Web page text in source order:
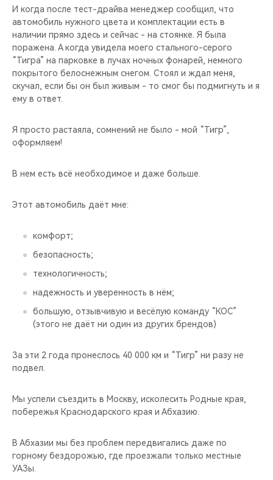
CHERY ДЛЯ ДЕТЕЙ
И когда после тест-драйва менеджер сообщил, что
автомобиль нужного цвета и комплектации есть в
наличии прямо здесь и сейчас - на стоянке. Я была
поражена. А когда увидела моего стального-серого
“Тигра” на парковке в лучах ночных фонарей, немного
покрытого белоснежным снегом. Стоял и ждал меня,
скучал, если бы он был живым - то смог бы подмигнуть и я
ему в ответ.
Я просто растаяла, сомнений не было - мой “Тигр”,
оформляем!
В нем есть всё необходимое и даже больше.
Этот автомобиль даёт мне:
комфорт;
безопасность;
технологичность;
надежность и уверенность в нём;
большую, отзывчивую и весёлую команду “КОС”
(этого не даёт ни один из других брендов)
За эти 2 года пронеслось 40 000 км и “Тигр” ни разу не
подвел.
Мы успели съездить в Москву, исколесить Родные края,
побережья Краснодарского края и Абхазию.
В Абхазии мы без проблем передвигались даже по
горному бездорожью, где проезжали только местные
УАЗы.